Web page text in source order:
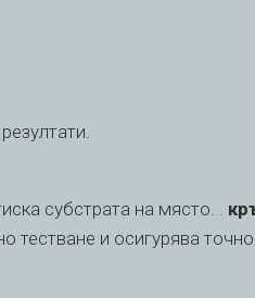
субстрата на място. .
тестване и осигурява